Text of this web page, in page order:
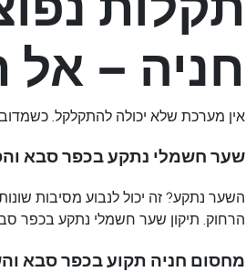
חניה – אל
אין מערכת שלא יכולה להתקלקל.
שער חשמלי נתקע בכפר סבא
השער נתקע? זה יכול לנבוע מסיבות
הרחוק. תיקון שער חשמלי נתקע בכפר
מחסום חניה תקוע בכפר סבא